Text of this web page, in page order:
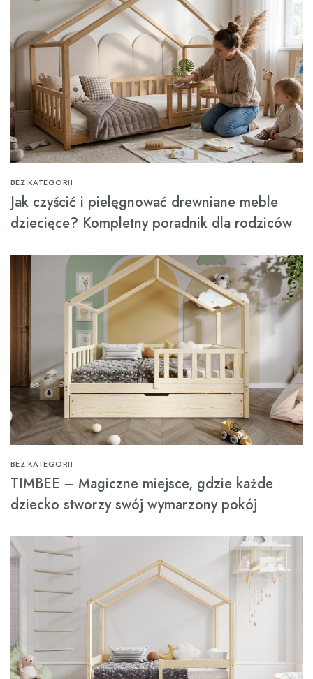
BEZ KATEGORII
Jak czyścić i pielęgnować drewniane meble
dziecięce? Kompletny poradnik dla rodziców
BEZ KATEGORII
TIMBEE – Magiczne miejsce, gdzie każde
dziecko stworzy swój wymarzony pokój